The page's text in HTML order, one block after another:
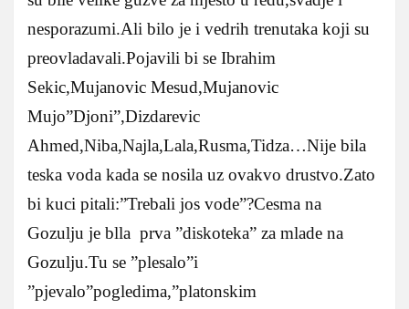
nesporazumi.Ali bilo je i vedrih trenutaka koji su
preovladavali.Pojavili bi se Ibrahim
Sekic,Mujanovic Mesud,Mujanovic
Mujo”Djoni”,Dizdarevic
Ahmed,Niba,Najla,Lala,Rusma,Tidza…Nije bila
teska voda kada se nosila uz ovakvo drustvo.Zato
bi kuci pitali:”Trebali jos vode”?Cesma na
Gozulju je blla prva ”diskoteka” za mlade na
Gozulju.Tu se ”plesalo”i
”pjevalo”pogledima,”platonskim